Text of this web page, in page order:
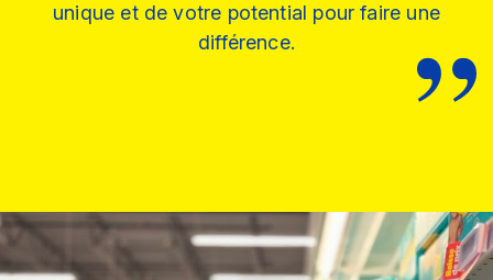
unique et de votre potential pour faire une
différence.